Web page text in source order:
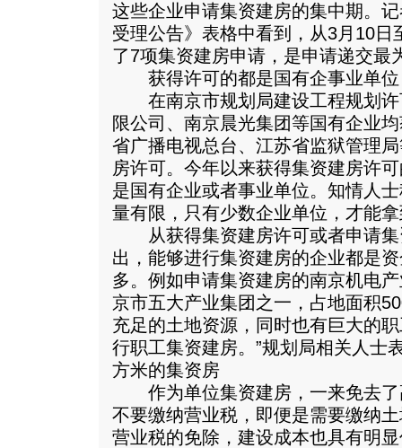
这些企业申请集资建房的集中期。
受理公告》表格中看到，从3月10日
了7项集资建房申请，是申请递交最
获得许可的都是国有企事业单位
在南京市规划局建设工程规划许
限公司、南京晨光集团等国有企业
省广播电视总台、江苏省监狱管理
房许可。今年以来获得集资建房许
是国有企业或者事业单位。知情人
量有限，只有少数企业单位，才能
从获得集资建房许可或者申请集
出，能够进行集资建房的企业都是
多。例如申请集资建房的南京机电
京市五大产业集团之一，占地面积
充足的土地资源，同时也有巨大的
行职工集资建房。”规划局相关人
方米的集资房
作为单位集资建房，一来免去了
不要缴纳营业税，即便是需要缴纳
营业税的免除，建设成本也具有明